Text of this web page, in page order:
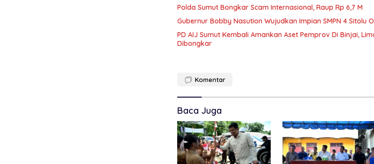
Polda Sumut Bongkar Scam Internasional, Raup Rp 6,7 M
Gubernur Bobby Nasution Wujudkan Impian SMPN 4 Sitolu
PD AIJ Sumut Kembali Amankan Aset Pemprov Di Binjai,
Dibongkar
Komentar
Baca Juga